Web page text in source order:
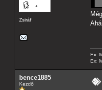
Zsiráf
Ex:
Ex:
bence1885
Kezdő